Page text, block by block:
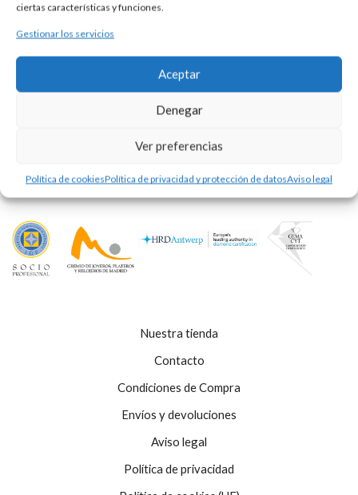
ciertas características y funciones.
Gestionar los servicios
Aceptar
Denegar
Ver preferencias
Política de cookiesPolítica de privacidad y protección de datosAviso legal
SORTIJA PLATA BOLAS
40,00€
Esta es una pieza única al ser realizada de manera artesanal en
nuestros talleres de Madrid, España. Es por ello por lo que sus
características y precio pueden variar de una pieza a otra. Para
Nuestra tienda
Contacto
Condiciones de Compra
Envíos y devoluciones
Aviso legal
Política de privacidad